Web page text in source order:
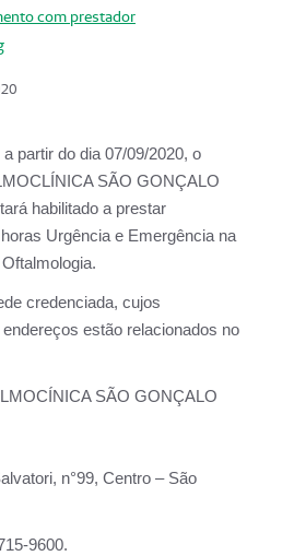
com prestador
a partir do dia07/09/2020, o
SÃO GONÇALO
habilitado a prestar
Urgência e Emergência na
credenciada, cujos
estão relacionados no
SÃO GONÇALO
n°99, Centro – São
9600.